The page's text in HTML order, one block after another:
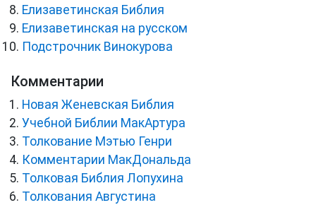
Елизаветинская Библия
Елизаветинская на русском
Подстрочник Винокурова
Комментарии
Новая Женевская Библия
Учебной Библии МакАртура
Толкование Мэтью Генри
Комментарии МакДональда
Толковая Библия Лопухина
Толкования Августина